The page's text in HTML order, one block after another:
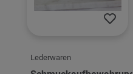
Lederwaren